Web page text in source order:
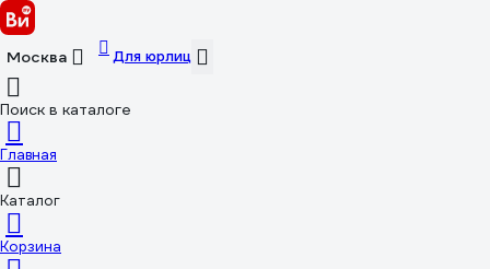
Москва Для юрлиц
Поиск в каталоге
Главная
Каталог
Корзина